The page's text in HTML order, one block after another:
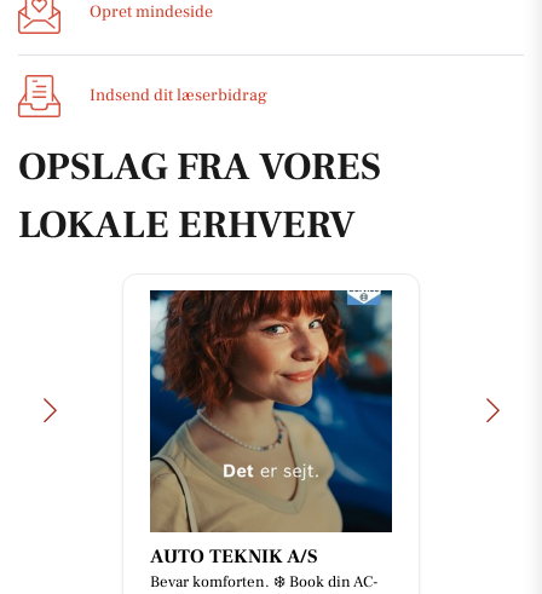
Opret mindeside
Indsend dit læserbidrag
OPSLAG FRA VORES
LOKALE ERHVERV
AUTO TEKNIK A/S
Bevar komforten. ❄️ Book din AC-